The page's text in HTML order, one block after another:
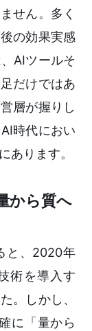
せん。多く
の効果実感
AIツールそ
だけではあ
層が握りし
時代におい
あります。
から質へ
と、2020年
術を導入す
。しかし、
に「量から